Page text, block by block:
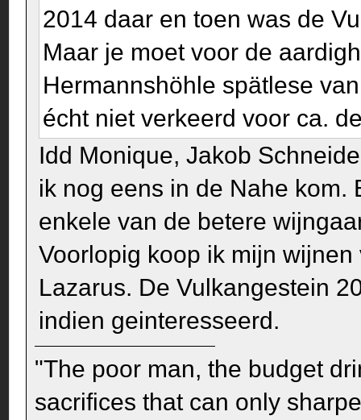
2014 daar en toen was de
Maar je moet voor de
Hermannshöhle spätlese
écht niet verkeerd voor ca.
Idd Monique, Jakob
ik nog eens in de Nahe
enkele van de betere
Voorlopig koop ik mijn
Lazarus. De Vulkangestein
indien geinteresseerd.
"The poor man, the budget
sacrifices that can only